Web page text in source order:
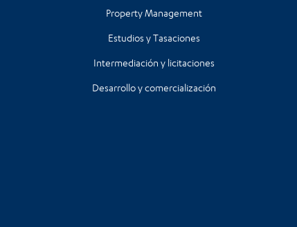
Property Management
Estudios y Tasaciones
Intermediación y licitaciones
Desarrollo y comercialización